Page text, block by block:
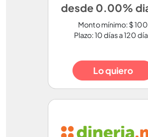
desde 0.00%
Monto mínimo: $ 100
Plazo: 10 días a 120
Lo quiero